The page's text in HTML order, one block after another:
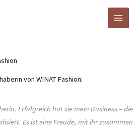
von WINAT Fashion:
Erfolgreich hat sie mein Business – die
Es ist eine Freude, mit ihr zusammen